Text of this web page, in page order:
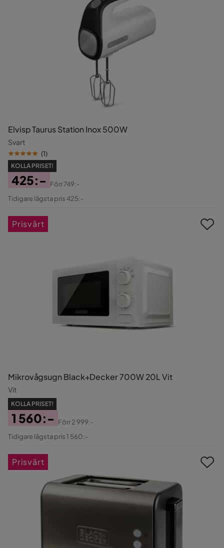
Elvisp Taurus Station Inox 500W
Svart
(1)
KOLLA PRISET!
Pris
425:-
Original
Förr749:-
Tidigare lägsta pris 425:-
Mikrovågsugn Black+Decker 700W 20L Vit
Vit
KOLLA PRISET!
Pris
1 560:-
Original
Förr2 999:-
Tidigare lägsta pris 1 560:-
Prisvärt
Prisvärt